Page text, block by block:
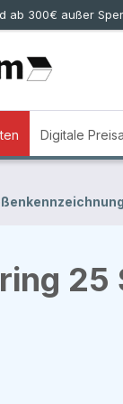
ab 300€ außer
Digitale
25